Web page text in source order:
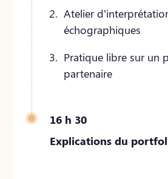
Atelier
échographiques
Pratique libre sur un
partenaire
16 h 30
Explications du